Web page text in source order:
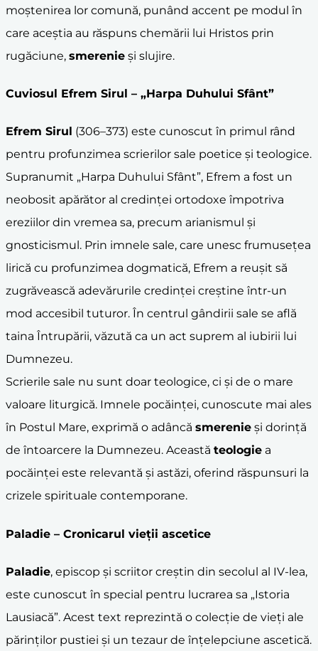
moștenirea lor comună, punând accent pe modul în
care aceștia au răspuns chemării lui Hristos prin
rugăciune, smerenie și slujire.
Cuviosul Efrem Sirul – „Harpa Duhului Sfânt”
Efrem Sirul (306–373) este cunoscut în primul rând
pentru profunzimea scrierilor sale poetice și teologice.
Supranumit „Harpa Duhului Sfânt”, Efrem a fost un
neobosit apărător al credinței ortodoxe împotriva
ereziilor din vremea sa, precum arianismul și
gnosticismul. Prin imnele sale, care unesc frumusețea
lirică cu profunzimea dogmatică, Efrem a reușit să
zugrăvească adevărurile credinței creștine într-un
mod accesibil tuturor. În centrul gândirii sale se află
taina Întrupării, văzută ca un act suprem al iubirii lui
Dumnezeu.
Scrierile sale nu sunt doar teologice, ci și de o mare
valoare liturgică. Imnele pocăinței, cunoscute mai ales
în Postul Mare, exprimă o adâncă smerenie și dorință
de întoarcere la Dumnezeu. Această teologie a
pocăinței este relevantă și astăzi, oferind răspunsuri la
crizele spirituale contemporane.
Paladie – Cronicarul vieții ascetice
Paladie, episcop și scriitor creștin din secolul al IV-lea,
este cunoscut în special pentru lucrarea sa „Istoria
Lausiacă”. Acest text reprezintă o colecție de vieți ale
părinților pustiei și un tezaur de înțelepciune ascetică.